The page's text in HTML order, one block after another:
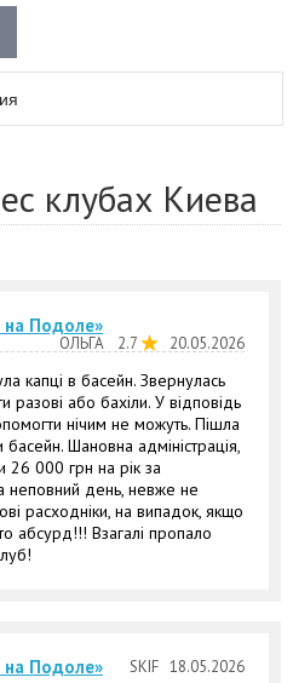
клубах Киева
Подоле»
ОЛЬГА 2.7 20.05.2026
капці в басейн. Звернулась
або бахіли. У відповідь
нічим не можуть. Пішла
басейн. Шановна адміністрація,
26 000 грн на рік за
неповний день, невже не
расходніки, на випадок, якщо
абсурд!!! Взагалі пропало
Подоле» SKIF 18.05.2026